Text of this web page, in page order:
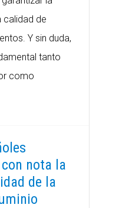
calidad de
Y sin duda,
tanto
como
nota la
de la